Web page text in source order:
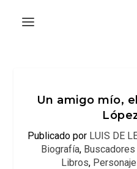
Un amigo mío,
Publicado por LUIS DE
Biografía,
Libros,